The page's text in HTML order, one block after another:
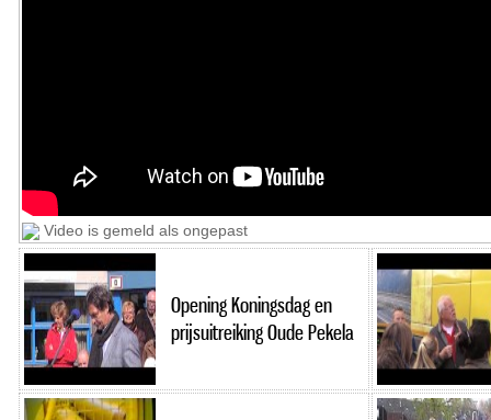
Video is gemeld als ongepast
Opening Koningsdag en
prijsuitreiking Oude Pekela